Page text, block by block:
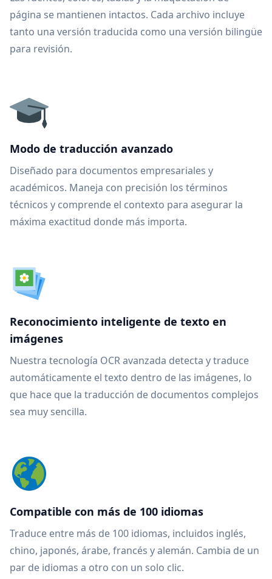
página se mantienen intactos. Cada archivo incluye
tanto una versión traducida como una versión bilingüe
para revisión.
Modo de traducción avanzado
Diseñado para documentos empresariales y
académicos. Maneja con precisión los términos
técnicos y comprende el contexto para asegurar la
máxima exactitud donde más importa.
Reconocimiento inteligente de texto en
imágenes
Nuestra tecnología OCR avanzada detecta y traduce
automáticamente el texto dentro de las imágenes, lo
que hace que la traducción de documentos complejos
sea muy sencilla.
Compatible con más de 100 idiomas
Traduce entre más de 100 idiomas, incluidos inglés,
chino, japonés, árabe, francés y alemán. Cambia de un
par de idiomas a otro con un solo clic.